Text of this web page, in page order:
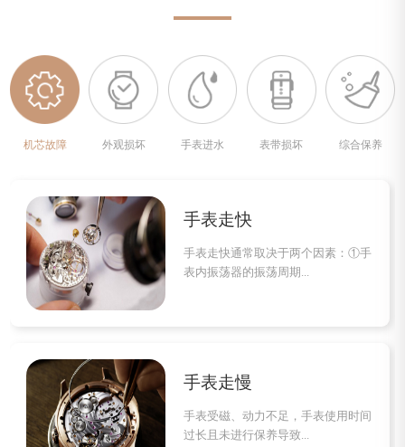
机芯故障 外观损坏 手表进水 表带损坏 综合保养
手表走快
手表走快通常取决于两个因素：①手
表内振荡器的振荡周期...
手表走慢
手表受磁、动力不足，手表使用时间
过长且未进行保养导致...